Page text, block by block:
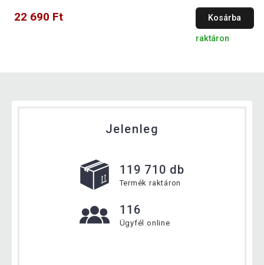
22 690 Ft Kosárba
raktáron
Jelenleg
119 710 db
Termék raktáron
116
Ügyfél online